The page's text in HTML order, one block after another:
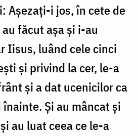
Așezați-i jos, în cete de
făcut așa și i-au
Iisus, luând cele cinci
și privind la cer, le-a
și a dat ucenicilor ca
Și au mâncat și
au luat ceea ce le-a